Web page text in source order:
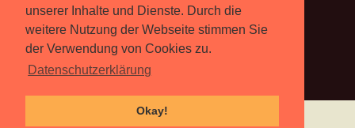
unserer Inhalte und Dienste. Durch die
weitere Nutzung der Webseite stimmen Sie
der Verwendung von Cookies zu.
Datenschutzerklärung
Okay!
Rebell.atberichtet seit 2003
unabhängig über Computer-
und Videospiele. ( Impressum )